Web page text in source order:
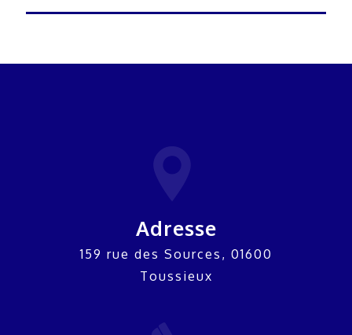
Adresse
159 rue des Sources, 01600
Toussieux